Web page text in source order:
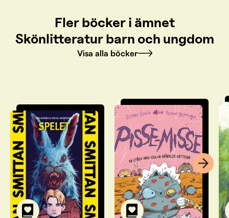
Fler böcker i ämnet
Skönlitteratur barn och ungdom
Visa alla böcker